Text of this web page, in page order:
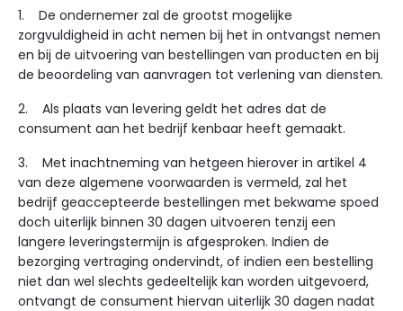
1. De ondernemer zal de grootst mogelijke
zorgvuldigheid in acht nemen bij het in ontvangst nemen
en bij de uitvoering van bestellingen van producten en bij
de beoordeling van aanvragen tot verlening van diensten.
2. Als plaats van levering geldt het adres dat de
consument aan het bedrijf kenbaar heeft gemaakt.
3. Met inachtneming van hetgeen hierover in artikel 4
van deze algemene voorwaarden is vermeld, zal het
bedrijf geaccepteerde bestellingen met bekwame spoed
doch uiterlijk binnen 30 dagen uitvoeren tenzij een
langere leveringstermijn is afgesproken. Indien de
bezorging vertraging ondervindt, of indien een bestelling
niet dan wel slechts gedeeltelijk kan worden uitgevoerd,
ontvangt de consument hiervan uiterlijk 30 dagen nadat